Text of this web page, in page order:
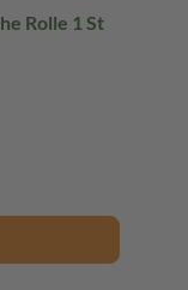
Rolle 1 St